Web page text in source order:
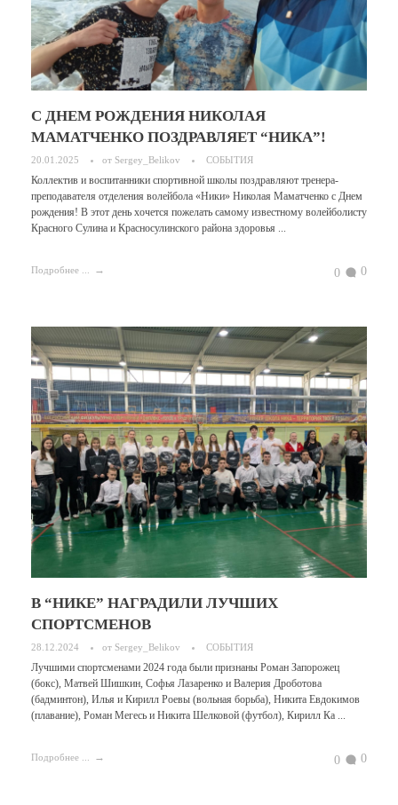
С ДНЕМ РОЖДЕНИЯ НИКОЛАЯ
МАМАТЧЕНКО ПОЗДРАВЛЯЕТ “НИКА”!
20.01.2025 от Sergey_Belikov СОБЫТИЯ
Коллектив и воспитанники спортивной школы поздравляют тренера-
преподавателя отделения волейбола «Ники» Николая Маматченко с Днем
рождения! В этот день хочется пожелать самому известному волейболисту
Красного Сулина и Красносулинского района здоровья ...
Подробнее ... 0 0
В “НИКЕ” НАГРАДИЛИ ЛУЧШИХ
СПОРТСМЕНОВ
28.12.2024 от Sergey_Belikov СОБЫТИЯ
Лучшими спортсменами 2024 года были признаны Роман Запорожец
(бокс), Матвей Шишкин, Софья Лазаренко и Валерия Дроботова
(бадминтон), Илья и Кирилл Роевы (вольная борьба), Никита Евдокимов
(плавание), Роман Мегесь и Никита Шелковой (футбол), Кирилл Ка ...
Подробнее ... 0 0